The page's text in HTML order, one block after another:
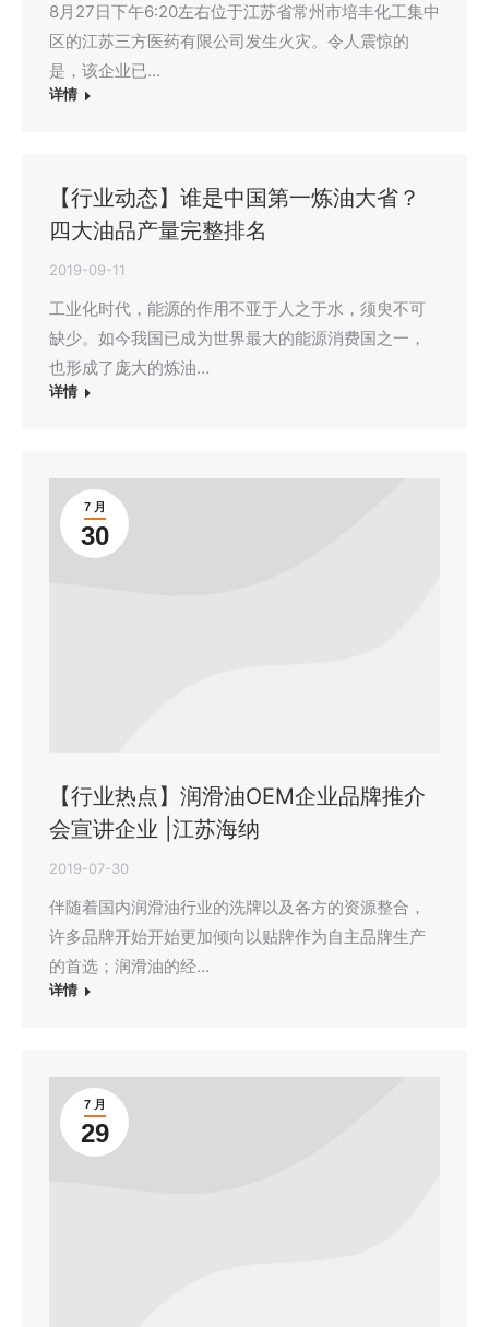
8月27日下午6:20左右位于江苏省常州市培丰化工集中
区的江苏三方医药有限公司发生火灾。令人震惊的
是，该企业已…
详情
【行业动态】谁是中国第一炼油大省？
四大油品产量完整排名
2019-09-11
工业化时代，能源的作用不亚于人之于水，须臾不可
缺少。如今我国已成为世界最大的能源消费国之一，
也形成了庞大的炼油…
详情
7 月
30
【行业热点】润滑油OEM企业品牌推介
会宣讲企业 |江苏海纳
2019-07-30
伴随着国内润滑油行业的洗牌以及各方的资源整合，
许多品牌开始开始更加倾向以贴牌作为自主品牌生产
的首选；润滑油的经…
详情
7 月
29